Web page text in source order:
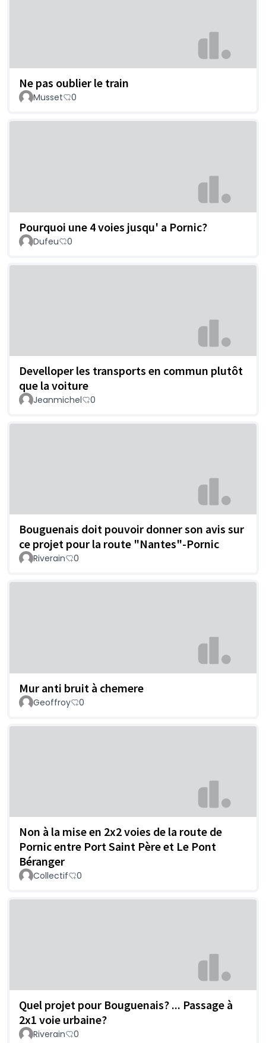
Ne pas oublier le train
Musset 0
Pourquoi une 4 voies jusqu' a Pornic?
Dufeu 0
Develloper les transports en commun plutôt
que la voiture
Jeanmichel 0
Bouguenais doit pouvoir donner son avis sur
ce projet pour la route "Nantes"-Pornic
Riverain 0
Mur anti bruit à chemere
Geoffroy 0
Non à la mise en 2x2 voies de la route de
Pornic entre Port Saint Père et Le Pont
Béranger
Collectif 0
Quel projet pour Bouguenais? ... Passage à
2x1 voie urbaine?
Riverain 0